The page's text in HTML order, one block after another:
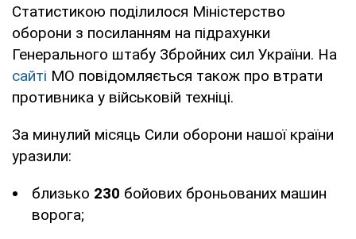
Статистикою поділилося Міністерство
оборони з посиланням на підрахунки
Генерального штабу Збройних сил України. На
сайті МО повідомляється також про втрати
противника у військовій техніці.
За минулий місяць Сили оборони нашої країни
уразили:
близько 230 бойових броньованих машин
ворога;